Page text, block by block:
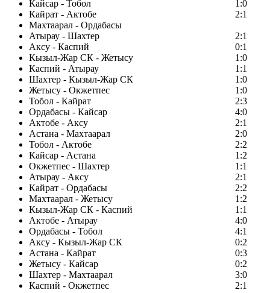
Кайсар - Тобол
1:0
Кайрат - Актобе
2:1
Махтаарал - Ордабасы
Атырау - Шахтер
2:1
Аксу - Каспий
0:1
Кызыл-Жар СК - Жетысу
1:0
Каспий - Атырау
1:1
Шахтер - Кызыл-Жар СК
1:0
Жетысу - Окжетпес
1:0
Тобол - Кайрат
2:3
Ордабасы - Кайсар
4:0
Актобе - Аксу
2:1
Астана - Махтаарал
2:0
Тобол - Актобе
2:2
Кайсар - Астана
1:2
Окжетпес - Шахтер
1:1
Атырау - Аксу
2:1
Кайрат - Ордабасы
2:2
Махтаарал - Жетысу
1:2
Кызыл-Жар СК - Каспий
1:1
Актобе - Атырау
4:0
Ордабасы - Тобол
4:1
Аксу - Кызыл-Жар СК
0:2
Астана - Кайрат
0:3
Жетысу - Кайсар
0:2
Шахтер - Махтаарал
3:0
Каспий - Окжетпес
2:1